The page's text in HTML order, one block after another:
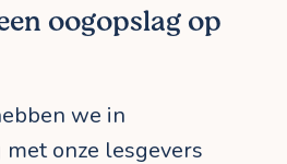
oogopslag op
we in
onze lesgevers